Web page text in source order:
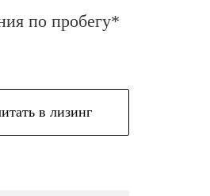
по пробегу*
в лизинг